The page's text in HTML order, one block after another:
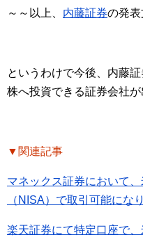
～～以上、 内藤証券の発表
というわけで今後、内藤
株へ投資できる証券会社が
▼関連記事
マネックス証券において
（NISA）で取引可能にな
楽天証券にて特定口座で